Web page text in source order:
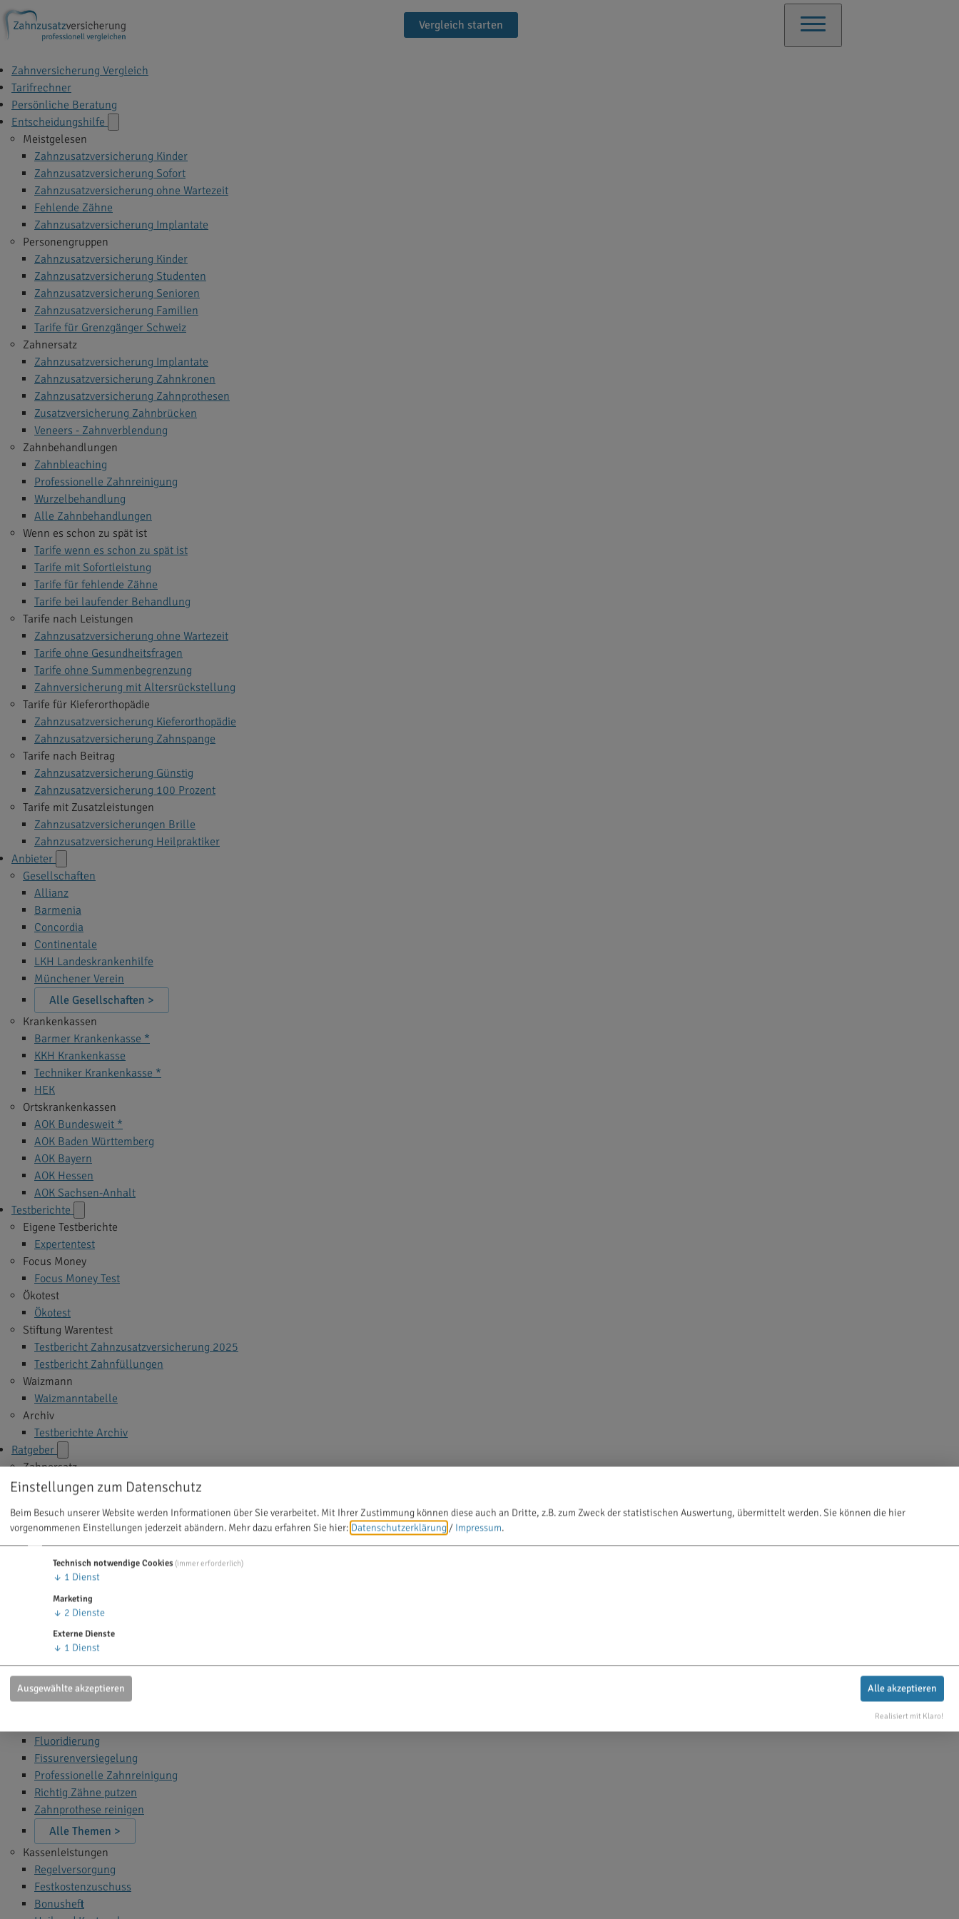
Vergleich starten
Zahnversicherung Vergleich
Tarifrechner
Persönliche Beratung
Entscheidungshilfe
Meistgelesen
Zahnzusatzversicherung Kinder
Zahnzusatzversicherung Sofort
Zahnzusatzversicherung ohne Wartezeit
Fehlende Zähne
Zahnzusatzversicherung Implantate
Personengruppen
Zahnzusatzversicherung Kinder
Zahnzusatzversicherung Studenten
Zahnzusatzversicherung Senioren
Zahnzusatzversicherung Familien
Tarife für Grenzgänger Schweiz
Zahnersatz
Zahnzusatzversicherung Implantate
Zahnzusatzversicherung Zahnkronen
Zahnzusatzversicherung Zahnprothesen
Zusatzversicherung Zahnbrücken
Veneers - Zahnverblendung
Zahnbehandlungen
Zahnbleaching
Professionelle Zahnreinigung
Wurzelbehandlung
Alle Zahnbehandlungen
Wenn es schon zu spät ist
Tarife wenn es schon zu spät ist
Tarife mit Sofortleistung
Tarife für fehlende Zähne
Tarife bei laufender Behandlung
Tarife nach Leistungen
Zahnzusatzversicherung ohne Wartezeit
Tarife ohne Gesundheitsfragen
Tarife ohne Summenbegrenzung
Zahnversicherung mit Altersrückstellung
Tarife für Kieferorthopädie
Zahnzusatzversicherung Kieferorthopädie
Zahnzusatzversicherung Zahnspange
Tarife nach Beitrag
Zahnzusatzversicherung Günstig
Zahnzusatzversicherung 100 Prozent
Tarife mit Zusatzleistungen
Zahnzusatzversicherungen Brille
Zahnzusatzversicherung Heilpraktiker
Anbieter
Gesellschaften
Allianz
Barmenia
Concordia
Continentale
LKH Landeskrankenhilfe
Münchener Verein
Alle Gesellschaften >
Krankenkassen
Barmer Krankenkasse *
KKH Krankenkasse
Techniker Krankenkasse *
HEK
Ortskrankenkassen
AOK Bundesweit *
AOK Baden Württemberg
AOK Bayern
AOK Hessen
AOK Sachsen-Anhalt
Testberichte
Eigene Testberichte
Expertentest
Focus Money
Focus Money Test
Ökotest
Ökotest
Stiftung Warentest
Testbericht Zahnzusatzversicherung 2025
Testbericht Zahnfüllungen
Waizmann
Waizmanntabelle
Archiv
Testberichte Archiv
Ratgeber
Zahnersatz
Implantate
Zahnkrone
Zahnbrücke
Alle Themen >
Zahnbehandlung
Zahn Bleaching
Zahnfüllung
Zahnspange
Wurzelbehandlung
Narkose beim Zahnarzt
Alle Themen >
Fluoridierung
Fissurenversiegelung
Professionelle Zahnreinigung
Richtig Zähne putzen
Zahnprothese reinigen
Alle Themen >
Kassenleistungen
Regelversorgung
Festkostenzuschuss
Bonusheft
Einstellungen zum Datenschutz
Beim Besuch unserer Website werden Informationen über Sie verarbeitet. Mit Ihrer Zustimmung können diese auch an Dritte, z.B. zum Zweck der statistischen Auswertung, übermittelt werden. Sie können die hier
vorgenommenen Einstellungen jederzeit abändern. Mehr dazu erfahren Sie hier: Datenschutzerklärung / Impressum.
Technisch notwendige Cookies (immer erforderlich)
↓ 1 Dienst
Marketing
↓ 2 Dienste
Externe Dienste
↓ 1 Dienst
Ausgewählte akzeptieren Alle akzeptieren
Realisiert mit Klaro!